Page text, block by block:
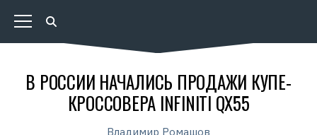
В РОССИИ НАЧАЛИСЬ ПРОДАЖИ КУПЕ-
КРОССОВЕРА INFINITI QX55
Владимир Ромашов